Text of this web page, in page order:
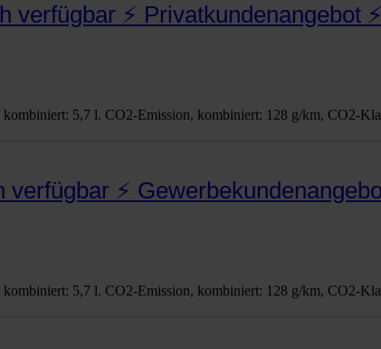
verfügbar ⚡ Privatkundenangebot
5,7 l. CO2-Emis­­si­on, kom­bi­niert: 128 g/km, CO2-
verfügbar ⚡
5,7 l. CO2-Emis­­si­on, kom­bi­niert: 128 g/km, CO2-